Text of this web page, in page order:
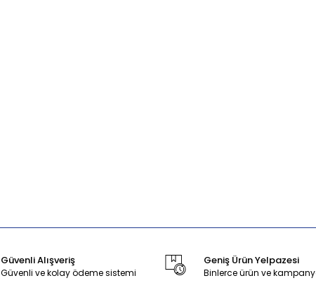
Güvenli Alışveriş
Güvenli ve kolay ödeme sistemi
Geniş Ürün Yelpazesi
Binlerce ürün ve